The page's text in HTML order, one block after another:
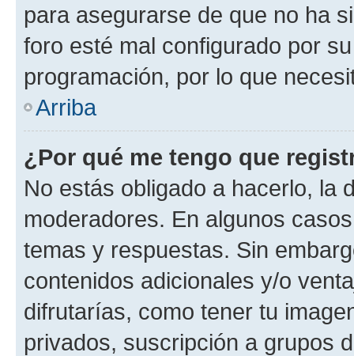
para asegurarse de que no ha
foro esté mal configurado por
programación, por lo que
Arriba
¿Por qué me tengo que
No estás obligado a hacerlo, la
moderadores. En algunos
temas y respuestas. Sin
contenidos adicionales y/o
difrutarías, como tener tu
privados, suscripción a grupos